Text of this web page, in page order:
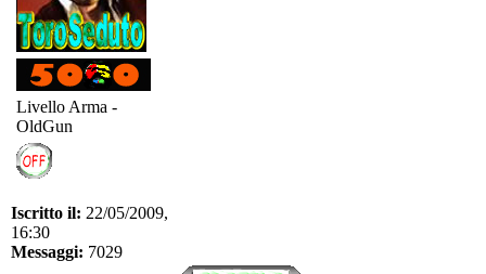
Livello Arma -
OldGun
Iscritto il: 22/05/2009,
16:30
Messaggi: 7029